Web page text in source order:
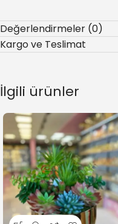
Değerlendirmeler (0)
Kargo ve Teslimat
İlgili ürünler